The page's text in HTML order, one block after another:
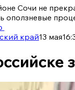
Сочи не
оползневые
край13 мая